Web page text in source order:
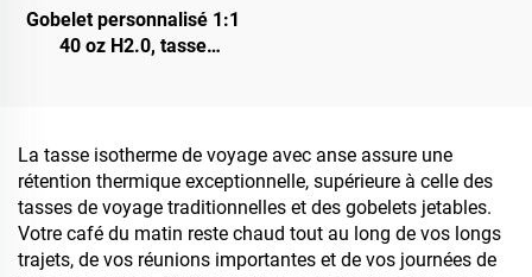
Gobelet personnalisé 1:1
40 oz H2.0, tasse
Valentin et le camping
La tasse isotherme de voyage avec anse assure une
rétention thermique exceptionnelle, supérieure à celle des
tasses de voyage traditionnelles et des gobelets jetables.
Votre café du matin reste chaud tout au long de vos longs
trajets, de vos réunions importantes et de vos journées de